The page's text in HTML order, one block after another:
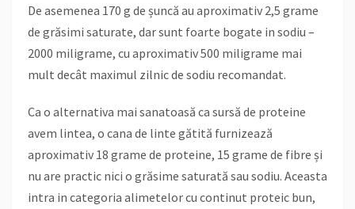
De asemenea 170 g de șuncă au aproximativ 2,5 grame
de grăsimi saturate, dar sunt foarte bogate in sodiu –
2000 miligrame, cu aproximativ 500 miligrame mai
mult decât maximul zilnic de sodiu recomandat.
Ca o alternativa mai sanatoasă ca sursă de proteine
avem lintea, o cana de linte gătită furnizează
aproximativ 18 grame de proteine, 15 grame de fibre și
nu are practic nici o grăsime saturată sau sodiu. Aceasta
intra in categoria alimetelor cu continut proteic bun,